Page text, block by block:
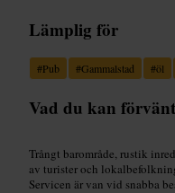
Lämplig för
#Pub #Gammalstad #öl
Vad du kan
Trångt barområde, rustik
av turister och
Servicen är van vid snabba